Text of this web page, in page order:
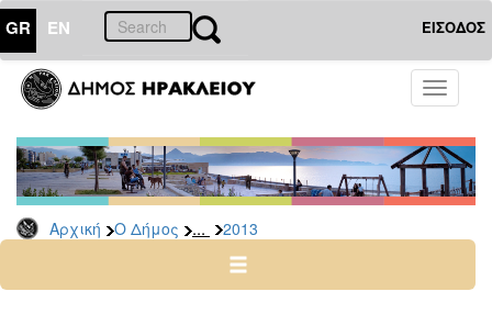
GR EN ΕΙΣΟΔΟΣ
Toggle
Αρχική Ο Δήμος ... 2013
ΔΗΜΟΣ
Διακηρύξεις
-
Δημοπρασίες
Αρχείο
2025